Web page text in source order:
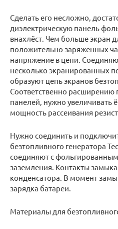
Сделать его несложно,
диэлектрическую панель
внахлёст. Чем больше экран
положительно заряженных
напряжение в цепи.
несколько экранированных
образуют цепь экранов
Соответственно
панелей, нужно увеличивать
мощность рассеивания
Нужно соединить и
безтопливного генератора
соединяют с
заземления. Контакты
конденсатора. В момент
зарядка батареи.
Материалы для